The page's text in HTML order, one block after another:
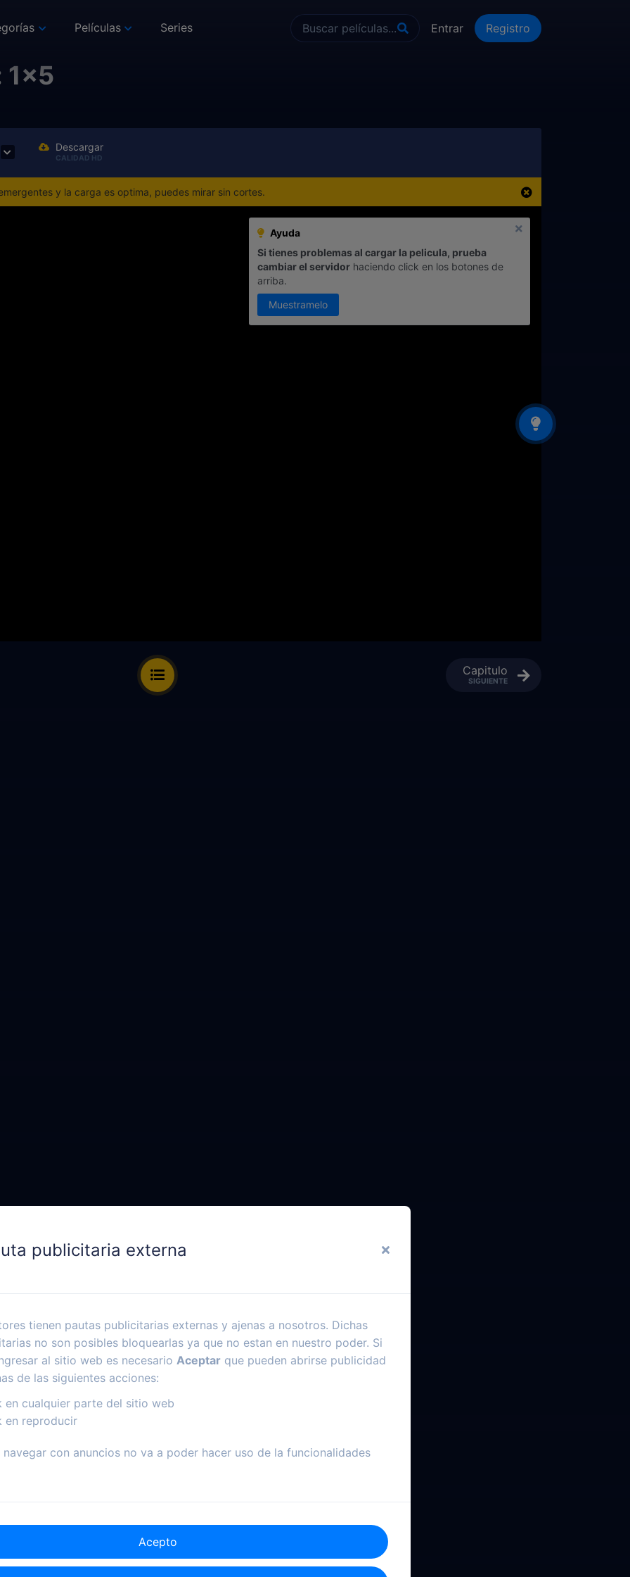
Entrar Registro
Películas Series
1x5
Descargar
CALIDAD HD
y la carga es optima, puedes mirar sin cortes.
Ayuda
Si tienes problemas al cargar la pelicula, prueba
cambiar el servidor haciendo click en los botones de
arriba.
Muestramelo
Capitulo
SIGUIENTE
publicitaria externa
tienen pautas publicitarias externas y ajenas a nosotros. Dichas
no son posibles bloquearlas ya que no estan en nuestro poder. Si
al sitio web es necesario Aceptar que pueden abrirse publicidad
de las siguientes acciones:
en cualquier parte del sitio web
en reproducir
navegar con anuncios no va a poder hacer uso de la funcionalidades
Acepto